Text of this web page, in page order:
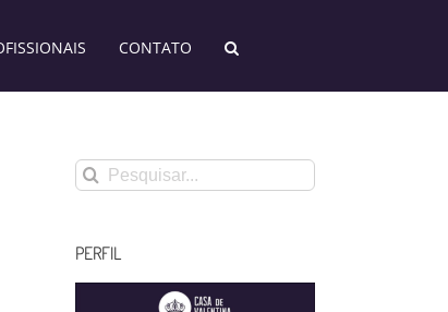
CONTATO
Buscar
resultados
PERFIL